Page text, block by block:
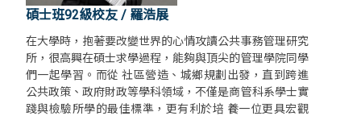
碩士班92級校友 / 羅浩展
在大學時，抱著要改變世界的心情攻讀公共事務管理研究
所，很高興在碩士求學過程，能夠與頂尖的管理學院同學
們一起學習。而從 社區營造、城鄉規劃出發，直到跨進
公共政策、政府財政等學科領域，不僅是商管科系學士實
踐與檢驗所學的最佳標準，更有利於培 養一位更具宏觀